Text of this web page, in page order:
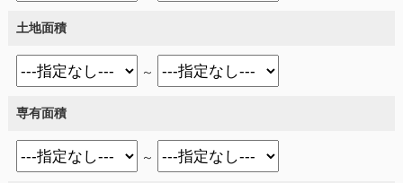
土地面積
～
専有面積
～